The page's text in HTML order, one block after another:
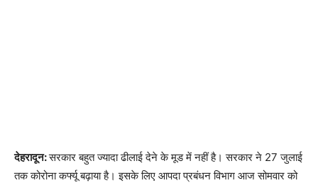
देहरादून:सरकार बहुत ज्यादा ढीलाई देने के मूड में नहीं है। सरकार ने 27 जुलाई
तक कोरोना कर्फ्यू बढ़ाया है। इसके लिए आपदा प्रबंधन विभाग आज सोमवार को